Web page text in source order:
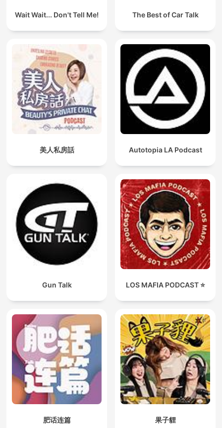
Wait Wait... Don't Tell Me! The Best of Car Talk
美人私房話 Autotopia LA Podcast
Gun Talk LOS MAFIA PODCAST ⭐️
肥话连篇 果子貍